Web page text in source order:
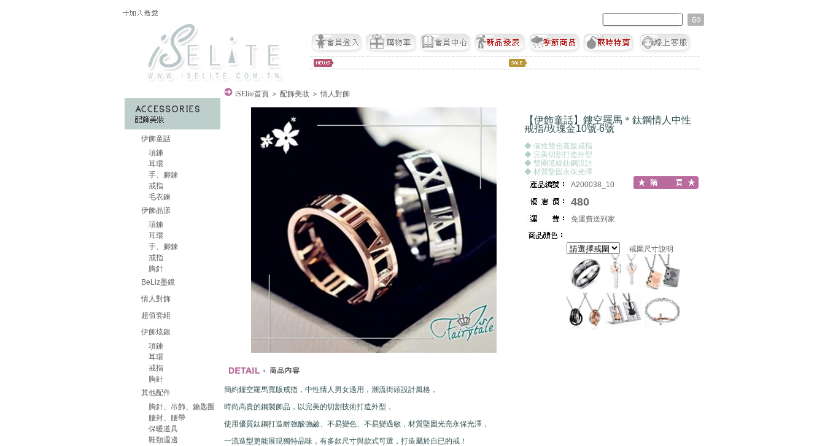
伊飾童話
項鍊
耳環
手、腳鍊
戒指
毛衣鍊
伊飾晶漾
項鍊
耳環
手、腳鍊
戒指
胸針
BeLiz墨鏡
情人對飾
超值套組
伊飾炫銀
項鍊
耳環
戒指
胸針
其他配件
胸針、吊飾、鑰匙圈
腰封、腰帶
保暖道具
鞋類週邊
iSElite首頁 ＞ 配飾美妝 ＞情人對飾
【伊飾童話】鏤空羅馬＊鈦鋼情人中性
戒指/玫瑰金10號‧6號
◆ 個性雙色寬版戒指
◆ 完美切割打造外型
◆ 雙圈流線鈦鋼設計
◆ 材質堅固永保光澤
A200038_10
480
免運費送到家
戒圍尺寸說明
簡約鏤空羅馬寬版戒指，中性情人男女適用，潮流街頭設計風格，
時尚高貴的鋼製飾品，以完美的切割技術打造外型，
使用優質鈦鋼打造耐強酸強鹼、不易變色、不易變過敏，材質堅固光亮永保光澤，
一流造型更能展現獨特品味，有多款尺寸與款式可選，打造屬於自已的戒！